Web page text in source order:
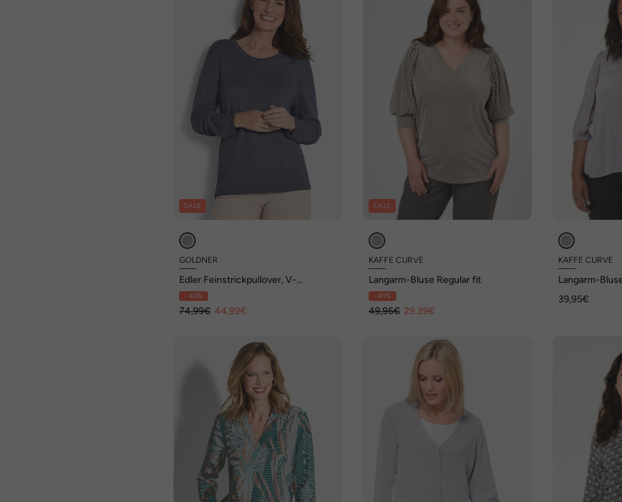
SALE
GOLDNER
Edler Feinstrickpullover, V-
Ausschnitt
- 40%
74,99€ 44,99€
SALE
KAFFE CURVE
Langarm-Bluse Regular fit
- 41%
49,95€ 29,39€
KAFFE CURVE
Langarm-
39,95€